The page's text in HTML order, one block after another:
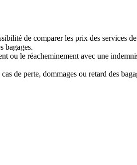
de comparer les prix des services
bagages.
ou le réacheminement avec une
de perte, dommages ou retard des